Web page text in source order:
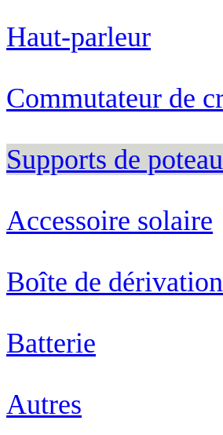
Haut-parleur
Commutateur de
Supports de poteau
Accessoire solaire
Boîte de dérivation
Batterie
Autres